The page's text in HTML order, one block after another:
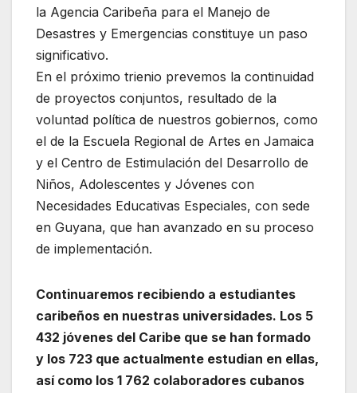
la Agencia Caribeña para el Manejo de
Desastres y Emergencias constituye un paso
significativo.
En el próximo trienio prevemos la continuidad
de proyectos conjuntos, resultado de la
voluntad política de nuestros gobiernos, como
el de la Escuela Regional de Artes en Jamaica
y el Centro de Estimulación del Desarrollo de
Niños, Adolescentes y Jóvenes con
Necesidades Educativas Especiales, con sede
en Guyana, que han avanzado en su proceso
de implementación.
Continuaremos recibiendo a estudiantes
caribeños en nuestras universidades. Los 5
432 jóvenes del Caribe que se han formado
y los 723 que actualmente estudian en ellas,
así como los 1 762 colaboradores cubanos